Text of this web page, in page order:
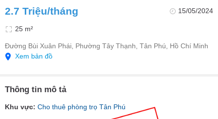
2.7 Triệu/tháng
15/05/2024
25 m²
Đường Bùi Xuân Phái, Phường Tây Thạnh, Tân Phú, Hồ Chí Minh
Xem bản đồ
Thông tin mô tả
Khu vực: Cho thuê phòng trọ Tân Phú